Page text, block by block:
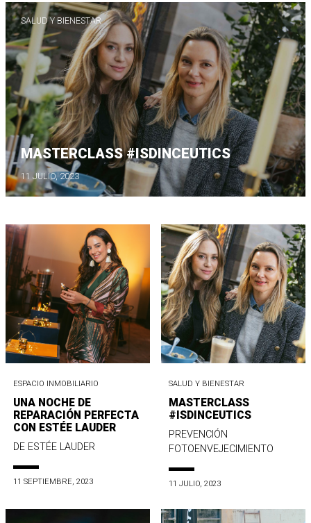
SALUD Y BIENESTAR
MASTERCLASS #ISDINCEUTICS
11 JULIO, 2023
ESPACIO INMOBILIARIO
UNA NOCHE DE
REPARACIÓN PERFECTA
CON ESTÉE LAUDER
DE ESTÉE LAUDER
11 SEPTIEMBRE, 2023
SALUD Y BIENESTAR
MASTERCLASS
#ISDINCEUTICS
PREVENCIÓN
FOTOENVEJECIMIENTO
11 JULIO, 2023